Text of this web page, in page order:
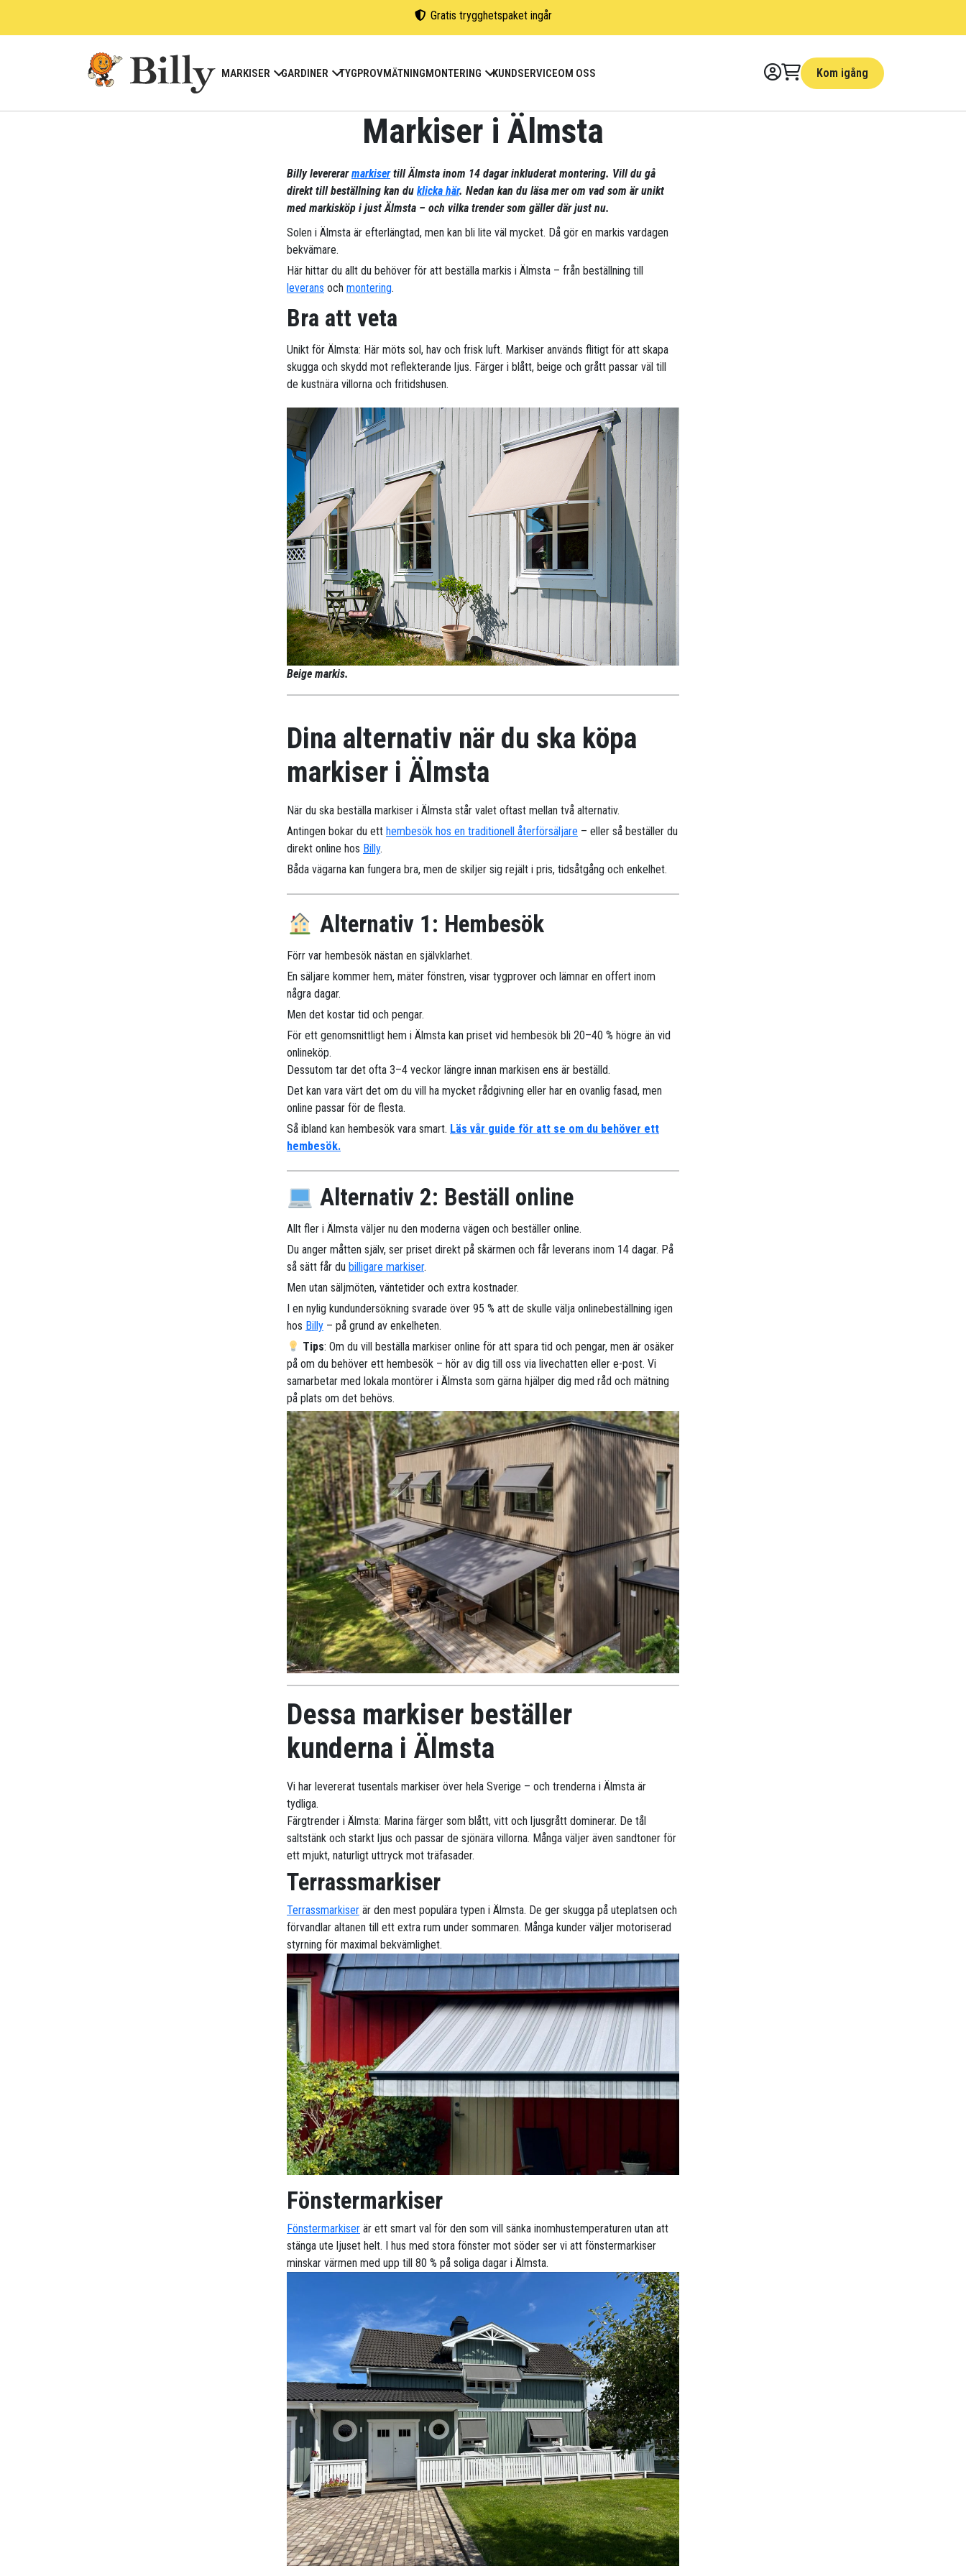
Gratis trygghetspaket ingår
MARKISER GARDINER TYGPROVMÄTNINGMONTERING KUNDSERVICEOM OSS Kom igång
Markiser i Älmsta
Billy levererarmarkisertill Älmsta inom 14 dagar inkluderat montering. Vill du gå
direkt till beställning kan du klicka här. Nedan kan du läsa mer om vad som är unikt
med markisköp i just Älmsta – och vilka trender som gäller där just nu.
Solen i Älmsta är efterlängtad, men kan bli lite väl mycket. Då gör en markis vardagen
bekvämare.
Här hittar du allt du behöver för att beställa markis i Älmsta – från beställning till
leverans och montering.
Bra att veta
Unikt för Älmsta: Här möts sol, hav och frisk luft. Markiser används flitigt för att skapa
skugga och skydd mot reflekterande ljus. Färger i blått, beige och grått passar väl till
de kustnära villorna och fritidshusen.
Beige markis.
Dina alternativ när du ska köpa
markiser i Älmsta
När du ska beställa markiser i Älmsta står valet oftast mellan två alternativ.
Antingen bokar du ett hembesök hos en traditionell återförsäljare – eller så beställer du
direkt online hos Billy.
Båda vägarna kan fungera bra, men de skiljer sig rejält i pris, tidsåtgång och enkelhet.
Alternativ 1: Hembesök
Förr var hembesök nästan en självklarhet.
En säljare kommer hem, mäter fönstren, visar tygprover och lämnar en offert inom
några dagar.
Men det kostar tid och pengar.
För ett genomsnittligt hem i Älmsta kan priset vid hembesök bli 20–40 % högre än vid
onlineköp.
Dessutom tar det ofta 3–4 veckor längre innan markisen ens är beställd.
Det kan vara värt det om du vill ha mycket rådgivning eller har en ovanlig fasad, men
online passar för de flesta.
Så ibland kan hembesök vara smart. Läs vår guide för att se om du behöver ett
hembesök.
Alternativ 2: Beställ online
Allt fler i Älmsta väljer nu den moderna vägen och beställer online.
Du anger måtten själv, ser priset direkt på skärmen och får leverans inom 14 dagar. På
så sätt får du billigare markiser.
Men utan säljmöten, väntetider och extra kostnader.
I en nylig kundundersökning svarade över 95 % att de skulle välja onlinebeställning igen
hos Billy – på grund av enkelheten.
Tips: Om du vill beställa markiser online för att spara tid och pengar, men är osäker
på om du behöver ett hembesök – hör av dig till oss via livechatten eller e-post. Vi
samarbetar med lokala montörer i Älmsta som gärna hjälper dig med råd och mätning
på plats om det behövs.
Dessa markiser beställer
kunderna i Älmsta
Vi har levererat tusentals markiser över hela Sverige – och trenderna i Älmsta är
tydliga.
Färgtrender i Älmsta: Marina färger som blått, vitt och ljusgrått dominerar. De tål
saltstänk och starkt ljus och passar de sjönära villorna. Många väljer även sandtoner för
ett mjukt, naturligt uttryck mot träfasader.
Terrassmarkiser
Terrassmarkiser är den mest populära typen i Älmsta. De ger skugga på uteplatsen och
förvandlar altanen till ett extra rum under sommaren. Många kunder väljer motoriserad
styrning för maximal bekvämlighet.
Fönstermarkiser
Fönstermarkiser är ett smart val för den som vill sänka inomhustemperaturen utan att
stänga ute ljuset helt. I hus med stora fönster mot söder ser vi att fönstermarkiser
minskar värmen med upp till 80 % på soliga dagar i Älmsta.